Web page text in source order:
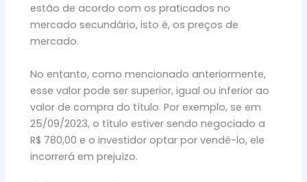
estão de acordo com os praticados no
mercado secundário, isto é, os preços de
mercado.
No entanto, como mencionado anteriormente,
esse valor pode ser superior, igual ou inferior ao
valor de compra do título. Por exemplo, se em
25/09/2023, o título estiver sendo negociado a
R$ 780,00 e o investidor optar por vendê-lo, ele
incorrerá em prejuízo.